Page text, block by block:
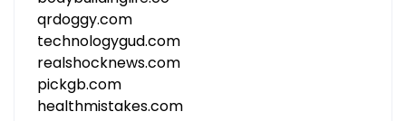
qrdoggy.com
technologygud.com
realshocknews.com
pickgb.com
healthmistakes.com